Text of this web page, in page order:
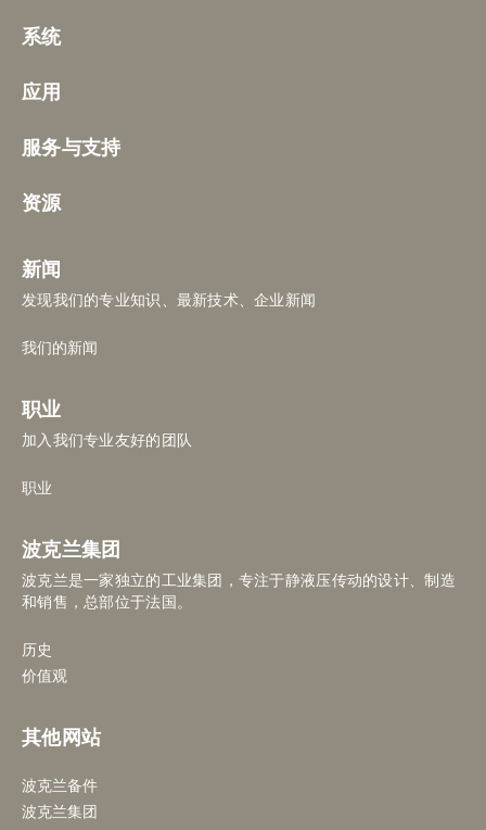
系统
应用
服务与支持
资源
新闻
发现我们的专业知识、最新技术、企业新闻
我们的新闻
职业
加入我们专业友好的团队
职业
波克兰集团
波克兰是一家独立的工业集团，专注于静液压传动的设计、制造
和销售，总部位于法国。
历史
价值观
其他网站
波克兰备件
波克兰集团